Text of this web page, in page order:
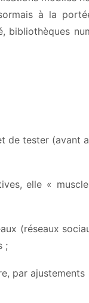
à la
bibliothèques
de tester (avant
elle «
(réseaux
;
par ajustements